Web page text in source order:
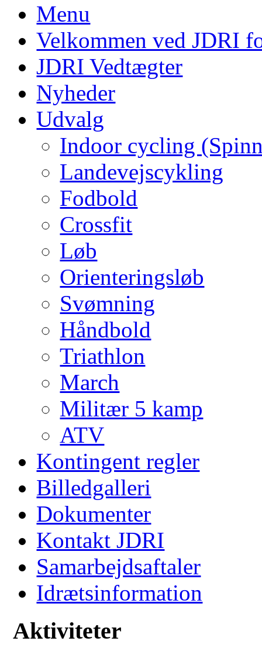
Menu
Velkommen ved JDRI
JDRI Vedtægter
Nyheder
Udvalg
Indoor cycling
Landevejscykling
Fodbold
Crossfit
Løb
Orienteringsløb
Svømning
Håndbold
Triathlon
March
Militær 5 kamp
ATV
Kontingent regler
Billedgalleri
Dokumenter
Kontakt JDRI
Samarbejdsaftaler
Idrætsinformation
Aktiviteter